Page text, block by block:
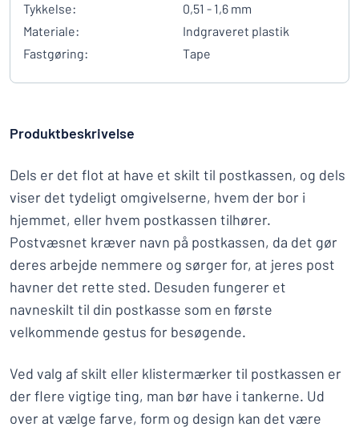
Tykkelse:
0,51 - 1,6 mm
Materiale:
Indgraveret plastik
Fastgøring:
Tape
Produktbeskrivelse
Dels er det flot at have et skilt til postkassen, og dels
viser det tydeligt omgivelserne, hvem der bor i
hjemmet, eller hvem postkassen tilhører.
Postvæsnet kræver navn på postkassen, da det gør
deres arbejde nemmere og sørger for, at jeres post
havner det rette sted. Desuden fungerer et
navneskilt til din postkasse som en første
velkommende gestus for besøgende.
Ved valg af skilt eller klistermærker til postkassen er
der flere vigtige ting, man bør have i tankerne. Ud
over at vælge farve, form og design kan det være